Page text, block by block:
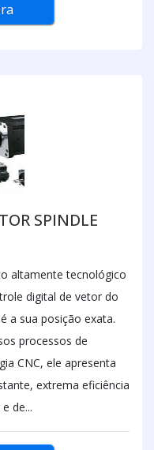
SPINDLE
altamente tecnológico
digital de vetor do
a sua posição exata.
processos de
CNC, ele apresenta
extrema eficiência
de...